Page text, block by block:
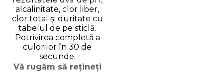
alcalinitate, clor liber,
clor total și duritate cu
tabelul de pe sticlă.
Potrivirea completă a
culorilor în 30 de
secunde.
Vă rugăm să rețineți